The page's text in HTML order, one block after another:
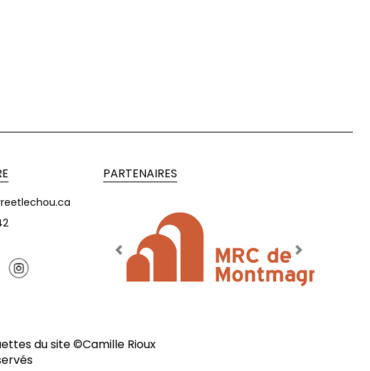
PARTENAIRES
Previous Next
du site ©Camille Rioux